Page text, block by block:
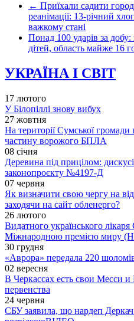
← Приїхали садити
реанімації: 13-річний
важкому стані
Понад 100 ударів за
дітей, область майже 16
УКРАЇНА І СВІТ
17 лютого
У Білопіллі знову вибух
27 жовтня
На території Сумської громади
частину ворожого БПЛА
08 січня
Деревина під прицілом:
законопроєкту №4197-Д
07 червня
Як визначити свою чергу на
заходячи на сайт обленерго?
26 лютого
Видатного українського
Міжнародною премією миру
30 грудня
«Аврора» передала 220
02 вересня
В Черкассах есть свои Месси
первенства
24 червня
СБУ заявила, що нардеп